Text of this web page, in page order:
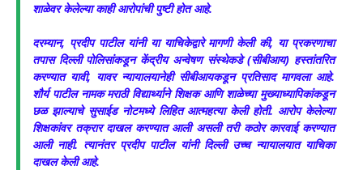
शाळेवर केलेल्या काही आरोपांची पुष्टी होत आहे.
दरम्यान, प्रदीप पाटील यांनी या याचिकेद्वारे मागणी केली की, या प्रकरणाचा
तपास दिल्ली पोलिसांकडून केंद्रीय अन्वेषण संस्थेकडे (सीबीआय) हस्तांतरित
करण्यात यावी, यावर न्यायालयानेही सीबीआयकडून प्रतिसाद मागवला आहे.
शौर्य पाटील नामक मराठी विद्यार्थ्याने शिक्षक आणि शाळेच्या मुख्याध्यापिकांकडून
छळ झाल्याचे सुसाईड नोटमध्ये लिहित आत्महत्या केली होती. आरोप केलेल्या
शिक्षकांवर तक्रार दाखल करण्यात आली असली तरी कठोर कारवाई करण्यात
आली नाही. त्यानंतर प्रदीप पाटील यांनी दिल्ली उच्च न्यायालयात याचिका
दाखल केली आहे.